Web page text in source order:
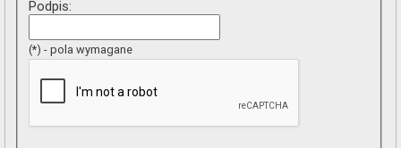
Podpis:
(*) - pola wymagane